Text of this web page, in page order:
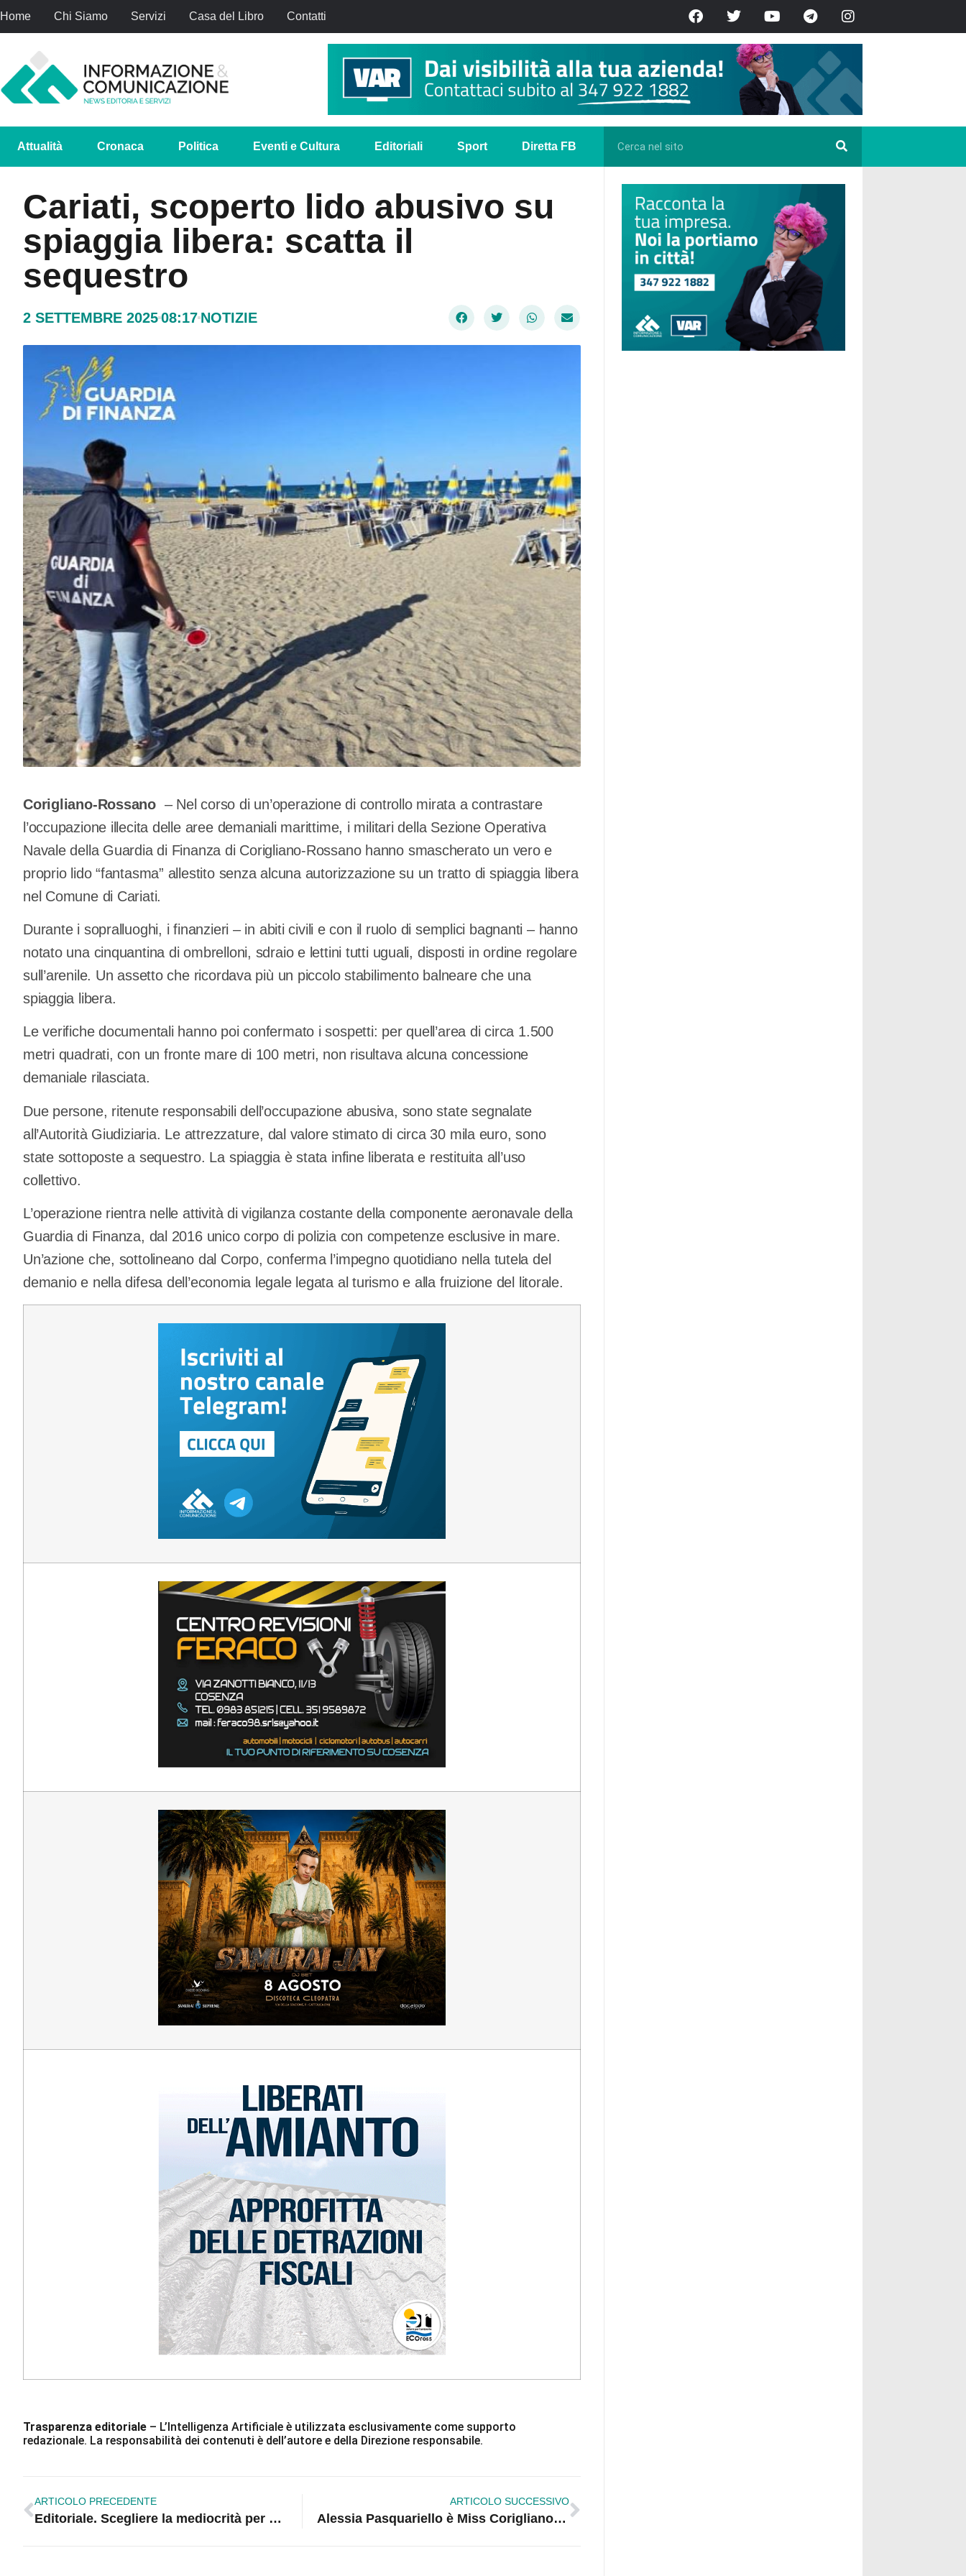
Home Chi Siamo Servizi Casa del Libro Contatti
Attualità Cronaca Politica Eventi e Cultura Editoriali Sport Diretta FB
Cariati, scoperto lido abusivo su
spiaggia libera: scatta il
sequestro
2 SETTEMBRE 202508:17 NOTIZIE
Corigliano-Rossano – Nel corso di un’operazione di controllo mirata a contrastare
l’occupazione illecita delle aree demaniali marittime, i militari della Sezione Operativa
Navale della Guardia di Finanza di Corigliano-Rossano hanno smascherato un vero e
proprio lido “fantasma” allestito senza alcuna autorizzazione su un tratto di spiaggia libera
nel Comune di Cariati.
Durante i sopralluoghi, i finanzieri – in abiti civili e con il ruolo di semplici bagnanti – hanno
notato una cinquantina di ombrelloni, sdraio e lettini tutti uguali, disposti in ordine regolare
sull’arenile. Un assetto che ricordava più un piccolo stabilimento balneare che una
spiaggia libera.
Le verifiche documentali hanno poi confermato i sospetti: per quell’area di circa 1.500
metri quadrati, con un fronte mare di 100 metri, non risultava alcuna concessione
demaniale rilasciata.
Due persone, ritenute responsabili dell’occupazione abusiva, sono state segnalate
all’Autorità Giudiziaria. Le attrezzature, dal valore stimato di circa 30 mila euro, sono
state sottoposte a sequestro. La spiaggia è stata infine liberata e restituita all’uso
collettivo.
L’operazione rientra nelle attività di vigilanza costante della componente aeronavale della
Guardia di Finanza, dal 2016 unico corpo di polizia con competenze esclusive in mare.
Un’azione che, sottolineano dal Corpo, conferma l’impegno quotidiano nella tutela del
demanio e nella difesa dell’economia legale legata al turismo e alla fruizione del litorale.
Trasparenza editoriale – L’Intelligenza Artificiale è utilizzata esclusivamente come supporto
redazionale. La responsabilità dei contenuti è dell’autore e della Direzione responsabile.
ARTICOLO PRECEDENTE
Editoriale. Scegliere la mediocrità per convenienza a scapito della qualità
ARTICOLO SUCCESSIVO
Alessia Pasquariello è Miss Corigliano Rossano 2025